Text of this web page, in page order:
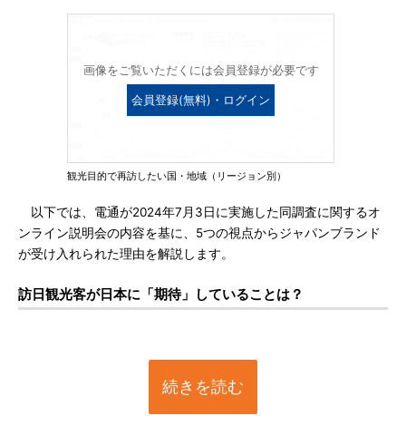
画像をご覧いただくには会員登録が必要です
会員登録(無料)・ログイン
観光目的で再訪したい国・地域（リージョン別）
以下では、電通が2024年7月3日に実施した同調査に関するオ
ンライン説明会の内容を基に、5つの視点からジャパンブランド
が受け入れられた理由を解説します。
訪日観光客が日本に「期待」していることは？
続きを読む